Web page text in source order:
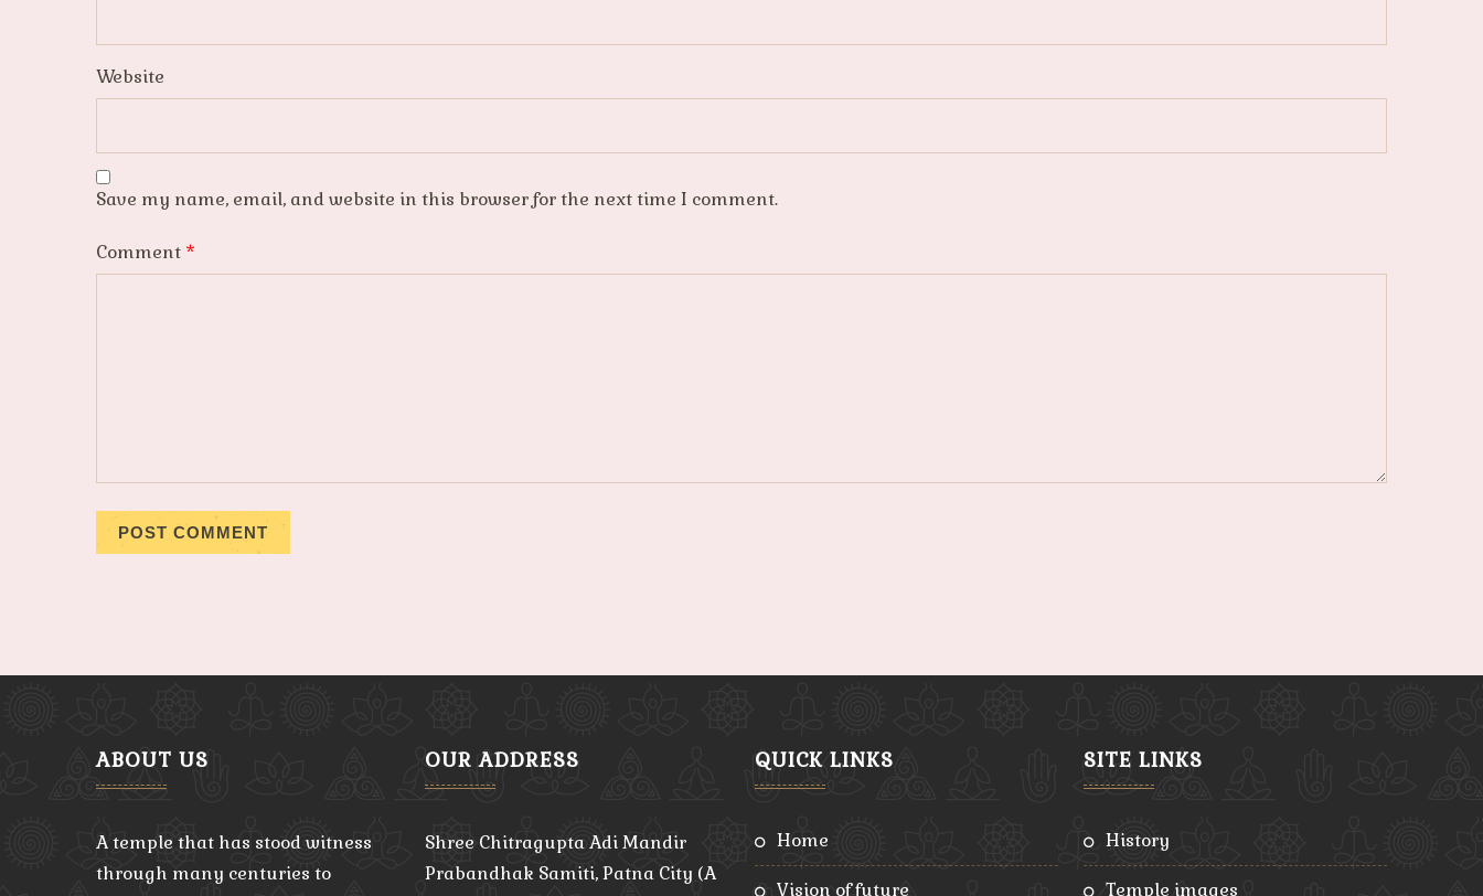
Website
Save my name, email, and website in this browser for the next time I comment.
Comment *
ABOUT US
A temple that has stood witness
through many centuries to
OUR ADDRESS
Shree Chitragupta Adi Mandir
Prabandhak Samiti, Patna City (A
QUICK LINKS
home
vision of future
SITE LINKS
history
temple images